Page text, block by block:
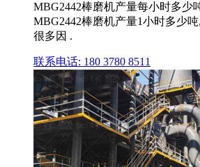
MBG2442棒磨机产量每小时多少
MBG2442棒磨机产量1小时多少
很多因 .
联系电话: 180 3780 8511